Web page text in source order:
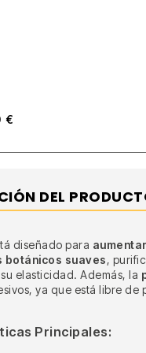
€
DEL
diseñado para
botánicos suaves,
elasticidad. Además, la
ya que está libre de
Principales: